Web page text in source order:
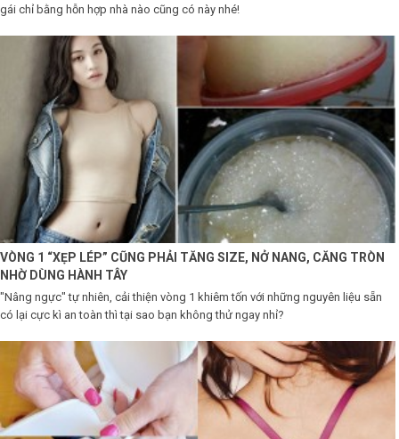
gái chỉ bằng hỗn hợp nhà nào cũng có này nhé!
VÒNG 1 “XẸP LÉP” CŨNG PHẢI TĂNG SIZE, NỞ NANG, CĂNG TRÒN
NHỜ DÙNG HÀNH TÂY
"Nâng ngực" tự nhiên, cải thiện vòng 1 khiêm tốn với những nguyên liệu sẵn
có lại cực kì an toàn thì tại sao bạn không thử ngay nhỉ?